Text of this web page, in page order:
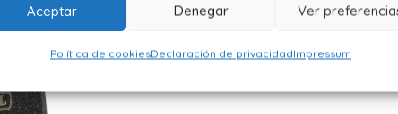
Aceptar Denegar Ver
Política de cookiesDeclaración de privacidadImpressum